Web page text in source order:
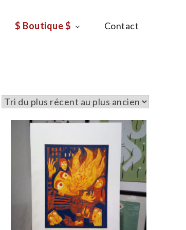
$ Boutique $ Contact